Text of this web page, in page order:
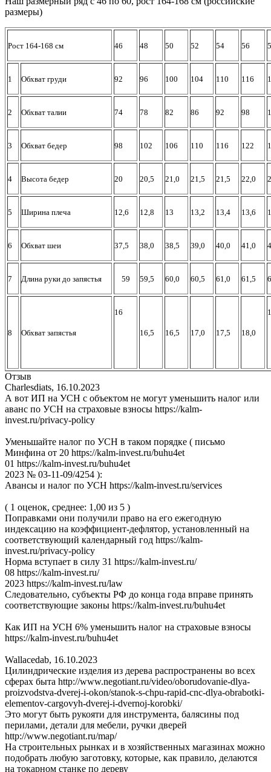
размеры)
Рост 164-168 см 46 48 50 52 54 56
1 Обхват груди 92 96 100 104 110 116
2 Обхват талии 74 78 82 86 92 98
3 Обхват бедер 98 102 106 110 116 122
4 Высота бедер 20 20,5 21,0 21,5 21,5 22,0
5 Ширина плеча 12,6 12,8 13 13,2 13,4 13,6
6 Обхват шеи 37,5 38,0 38,5 39,0 40,0 41,0
7 Длина руки до запястья 59 59,5 60,0 60,5 61,0 61,5
8 Обхват запястья
16
16,5 16,5 17,0 17,5 18,0
Отзыв
Charlesdiats, 16.10.2023
А вот ИП на УСН с объектом не могут уменьшить налог или
аванс по УСН на страховые взносы https://kalm-
invest.ru/privacy-policy
Уменьшайте налог по УСН в таком порядке ( письмо
Минфина от 20 https://kalm-invest.ru/buhu4et
01 https://kalm-invest.ru/buhu4et
2023 № 03-11-09/4254 ):
Авансы и налог по УСН https://kalm-invest.ru/services
( 1 оценок, среднее: 1,00 из 5 )
Поправками они получили право на его ежегодную
индексацию на коэффициент-дефлятор, установленный на
соответствующий календарный год https://kalm-
invest.ru/privacy-policy
Норма вступает в силу 31 https://kalm-invest.ru/
08 https://kalm-invest.ru/
2023 https://kalm-invest.ru/law
Следовательно, субъекты РФ до конца года вправе принять
соответствующие законы https://kalm-invest.ru/buhu4et
Как ИП на УСН 6% уменьшить налог на страховые взносы
https://kalm-invest.ru/buhu4et
Wallacedab, 16.10.2023
Цилиндрические изделия из дерева распространены во всех
сферах быта http://www.negotiant.ru/video/oborudovanie-dlya-
proizvodstva-dverej-i-okon/stanok-s-chpu-rapid-cnc-dlya-obrabotki-
elementov-cargovyh-dverej-i-dvernoj-korobki/
Это могут быть рукояти для инструмента, балясины под
перилами, детали для мебели, ручки дверей
http://www.negotiant.ru/map/
На строительных рынках и в хозяйственных магазинах можно
подобрать любую заготовку, которые, как правило, делаются
на токарном станке по дереву